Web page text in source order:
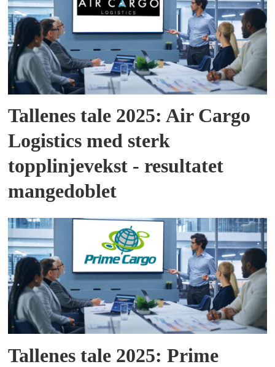
Tallenes tale 2025: Air Cargo
Logistics med sterk
topplinjevekst - resultatet
mangedoblet
Tallenes tale 2025: Prime